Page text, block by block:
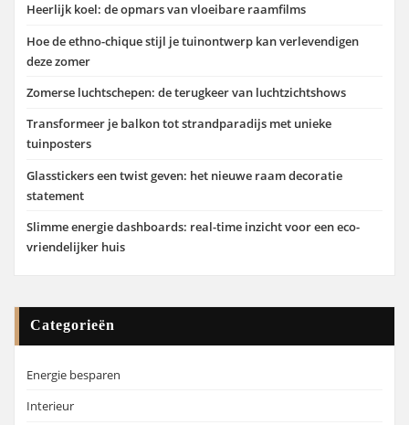
Heerlijk koel: de opmars van vloeibare raamfilms
Hoe de ethno-chique stijl je tuinontwerp kan verlevendigen
deze zomer
Zomerse luchtschepen: de terugkeer van luchtzichtshows
Transformeer je balkon tot strandparadijs met unieke
tuinposters
Glasstickers een twist geven: het nieuwe raam decoratie
statement
Slimme energie dashboards: real-time inzicht voor een eco-
vriendelijker huis
Categorieën
Energie besparen
Interieur